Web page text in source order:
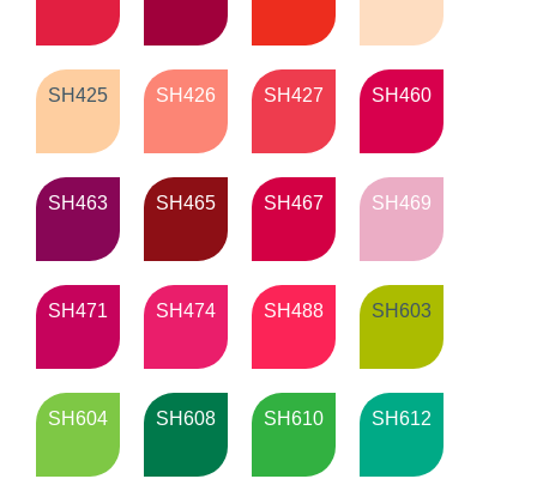
SH425 SH426 SH427 SH460
SH463 SH465 SH467 SH469
SH471 SH474 SH488 SH603
SH604 SH608 SH610 SH612